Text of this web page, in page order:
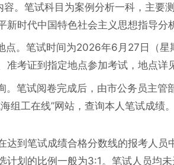
容。笔试科目为案例分析一科，主要
新时代中国特色社会主义思想指导分
点。笔试时间为2026年6月27日（
准考证到指定地点参加考试，地点详
。笔试阅卷完成后，由市公务员主
组工在线”网站，查询本人笔试成绩。
达到笔试成绩合格分数线的报考人员
计划的比例一般为3:1。笔试人员均